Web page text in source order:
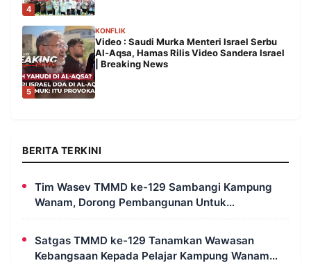
4
5
KONFLIK
Video : Saudi Murka Menteri Israel Serbu
Al-Aqsa, Hamas Rilis Video Sandera Israel
| Breaking News
BERITA TERKINI
Tim Wasev TMMD ke-129 Sambangi Kampung
Wanam, Dorong Pembangunan Untuk
Kesejahteraan Masyarakat
Satgas TMMD ke-129 Tanamkan Wawasan
Kebangsaan Kepada Pelajar Kampung Wanam